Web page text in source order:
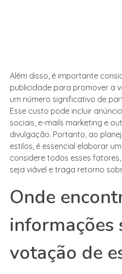
Além disso, é importante
publicidade para promover a
um número significativo de
Esse custo pode incluir
sociais, e-mails marketing e
divulgação. Portanto, ao
estilos, é essencial elaborar
considere todos esses
seja viável e traga retorno
Onde
informações
votação de